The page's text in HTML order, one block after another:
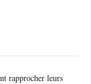
rapprocher leurs